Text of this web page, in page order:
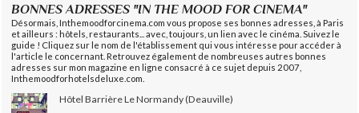
BONNES ADRESSES "IN THE MOOD FOR CINEMA"
Désormais, Inthemoodforcinema.com vous propose ses bonnes adresses, à Paris
et ailleurs : hôtels, restaurants... avec, toujours, un lien avec le cinéma. Suivez le
guide ! Cliquez sur le nom de l'établissement qui vous intéresse pour accéder à
l'article le concernant. Retrouvez également de nombreuses autres bonnes
adresses sur mon magazine en ligne consacré à ce sujet depuis 2007,
Inthemoodforhotelsdeluxe.com.
Hôtel Barrière Le Normandy (Deauville)